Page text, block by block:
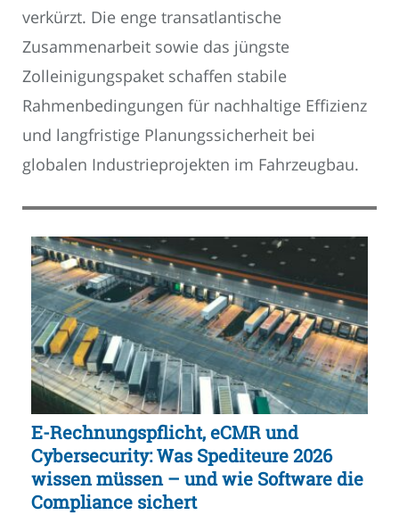
verkürzt. Die enge transatlantische
Zusammenarbeit sowie das jüngste
Zolleinigungspaket schaffen stabile
Rahmenbedingungen für nachhaltige Effizienz
und langfristige Planungssicherheit bei
globalen Industrieprojekten im Fahrzeugbau.
E-Rechnungspflicht, eCMR und
Cybersecurity: Was Spediteure 2026
wissen müssen – und wie Software die
Compliance sichert